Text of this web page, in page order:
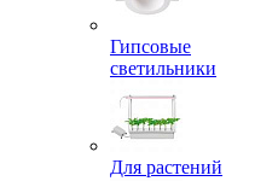
Гипсовые
светильники
Для растений